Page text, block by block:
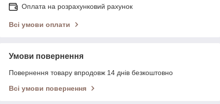
Оплата на розрахунковий рахунок
Всі умови оплати
Умови повернення
Повернення товару впродовж 14 днів безкоштовно
Всі умови повернення